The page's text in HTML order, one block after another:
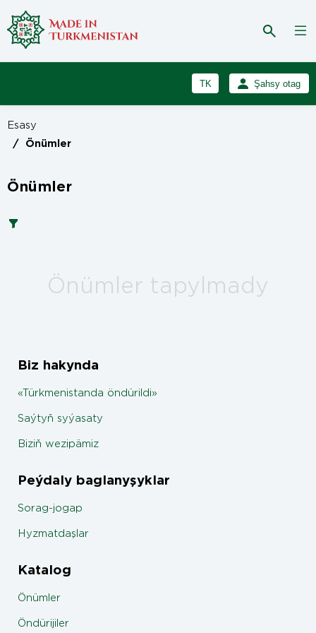
TK
RU
Şahsy otag
Esasy
/ Önümler
Önümler
Önümler tapylmady
Biz hakynda
«Türkmenistanda öndürildi»
Saýtyň syýasaty
Biziň wezipämiz
Peýdaly baglanyşyklar
Sorag-jogap
Hyzmatdaşlar
Katalog
Önümler
Öndürijiler